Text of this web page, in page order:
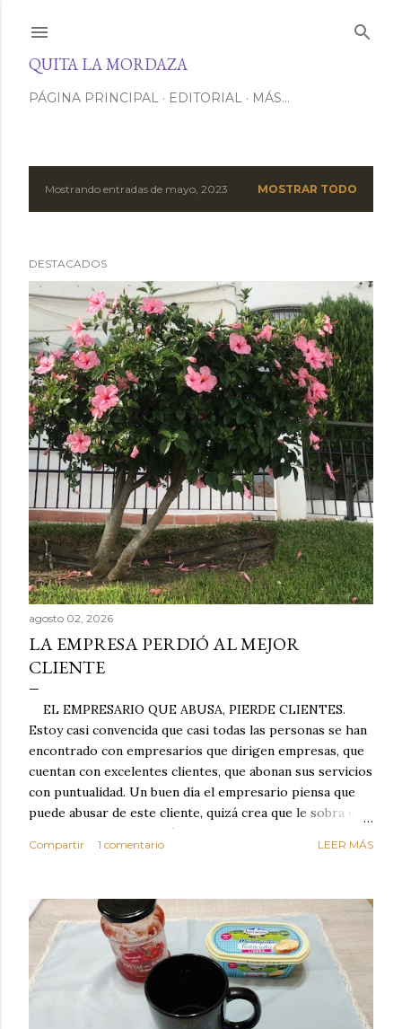
QUITA LA MORDAZA
PÁGINA PRINCIPAL EDITORIAL MÁS…
E
t
r
a
d
a
s
Mostrando entradas de mayo, 2023 MOSTRAR TODO
DESTACADOS
agosto 02, 2026
LA EMPRESA PERDIÓ AL MEJOR
CLIENTE
EL EMPRESARIO QUE ABUSA, PIERDE CLIENTES.
Estoy casi convencida que casi todas las personas se han
encontrado con empresarios que dirigen empresas, que
cuentan con excelentes clientes, que abonan sus servicios
con puntualidad. Un buen día el empresario piensa que
puede abusar de este cliente, quizá crea que le sobra el
dinero porque la mayoría de los otros pagan mal y
tarde y en ocasiones ni abonan los servicios. Cuando una
en la empresa, se siente bien, por eso el día que la
empresa comienza a abusar de su confianza creyendo que
el cliente excelente no se dará cuenta de que le está
estafando, ese día toma la decisión de cambiar de
empresa para que realice sus servicios. LA EMPRESA
PERDIÓ AL MEJOR CLIENTE. Estas circunstancias nos
hacen reflexionar sobre los valores de honestidad y
Compartir 1 comentario LEER MÁS